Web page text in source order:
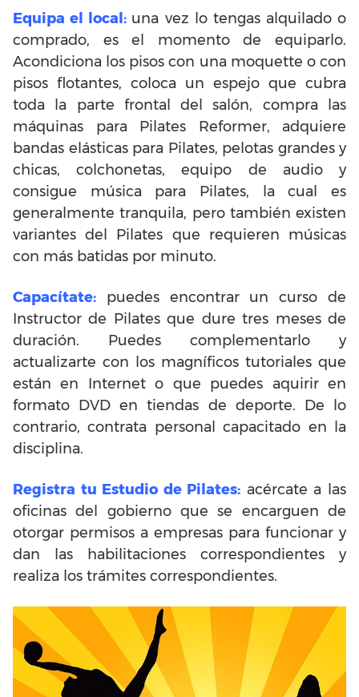
Equipa el local: una vez lo tengas alquilado o
comprado, es el momento de equiparlo.
Acondiciona los pisos con una moquette o con
pisos flotantes, coloca un espejo que cubra
toda la parte frontal del salón, compra las
máquinas para Pilates Reformer, adquiere
bandas elásticas para Pilates, pelotas grandes y
chicas, colchonetas, equipo de audio y
consigue música para Pilates, la cual es
generalmente tranquila, pero también existen
variantes del Pilates que requieren músicas
con más batidas por minuto.
Capacítate: puedes encontrar un curso de
Instructor de Pilates que dure tres meses de
duración. Puedes complementarlo y
actualizarte con los magníficos tutoriales que
están en Internet o que puedes aquirir en
formato DVD en tiendas de deporte. De lo
contrario, contrata personal capacitado en la
disciplina.
Registra tu Estudio de Pilates: acércate a las
oficinas del gobierno que se encarguen de
otorgar permisos a empresas para funcionar y
dan las habilitaciones correspondientes y
realiza los trámites correspondientes.